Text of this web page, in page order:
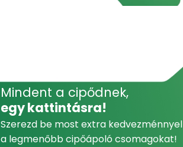
Mindent a cipődnek,
egy kattintásra!
Szerezd be most extra kedvezménnyel
a legmenőbb cipőápoló csomagokat!